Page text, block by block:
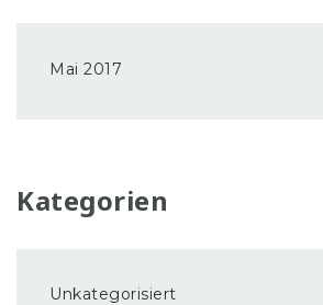
Mai 2017
Kategorien
Unkategorisiert